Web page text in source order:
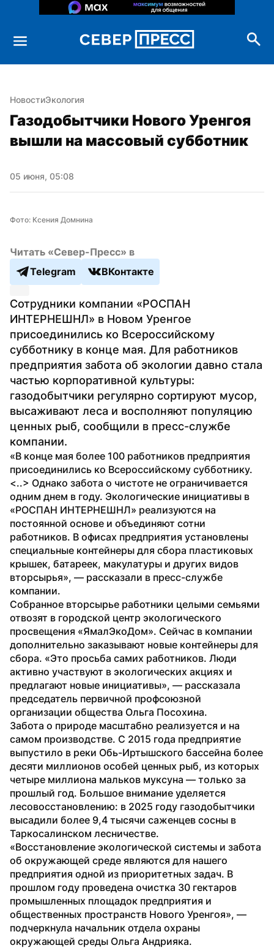
НовостиЭкология
Газодобытчики Нового Уренгоя
вышли на массовый субботник
05 июня, 05:08
Фото: Ксения Домнина
Читать «Север-Пресс» в
Telegram
ВКонтакте
Сотрудники компании «РОСПАН
ИНТЕРНЕШНЛ» в Новом Уренгое
присоединились ко Всероссийскому
субботнику в конце мая. Для работников
предприятия забота об экологии давно стала
частью корпоративной культуры:
газодобытчики регулярно сортируют мусор,
высаживают леса и восполняют популяцию
ценных рыб, сообщили в пресс-службе
компании.
«В конце мая более 100 работников предприятия
присоединились ко Всероссийскому субботнику.
<..> Однако забота о чистоте не ограничивается
одним днем в году. Экологические инициативы в
«РОСПАН ИНТЕРНЕШНЛ» реализуются на
постоянной основе и объединяют сотни
работников. В офисах предприятия установлены
специальные контейнеры для сбора пластиковых
крышек, батареек, макулатуры и других видов
вторсырья», — рассказали в пресс-службе
компании.
Собранное вторсырье работники целыми семьями
отвозят в городской центр экологического
просвещения «ЯмалЭкоДом». Сейчас в компании
дополнительно заказывают новые контейнеры для
сбора. «Это просьба самих работников. Люди
активно участвуют в экологических акциях и
предлагают новые инициативы», — рассказала
председатель первичной профсоюзной
организации общества Ольга Посохина.
Забота о природе масштабно реализуется и на
самом производстве. С 2015 года предприятие
выпустило в реки Обь-Иртышского бассейна более
десяти миллионов особей ценных рыб, из которых
четыре миллиона мальков муксуна — только за
прошлый год. Большое внимание уделяется
лесовосстановлению: в 2025 году газодобытчики
высадили более 9,4 тысячи саженцев сосны в
Таркосалинском лесничестве.
«Восстановление экологической системы и забота
об окружающей среде являются для нашего
предприятия одной из приоритетных задач. В
прошлом году проведена очистка 30 гектаров
промышленных площадок предприятия и
общественных пространств Нового Уренгоя», —
подчеркнула начальник отдела охраны
окружающей среды Ольга Андрияка.